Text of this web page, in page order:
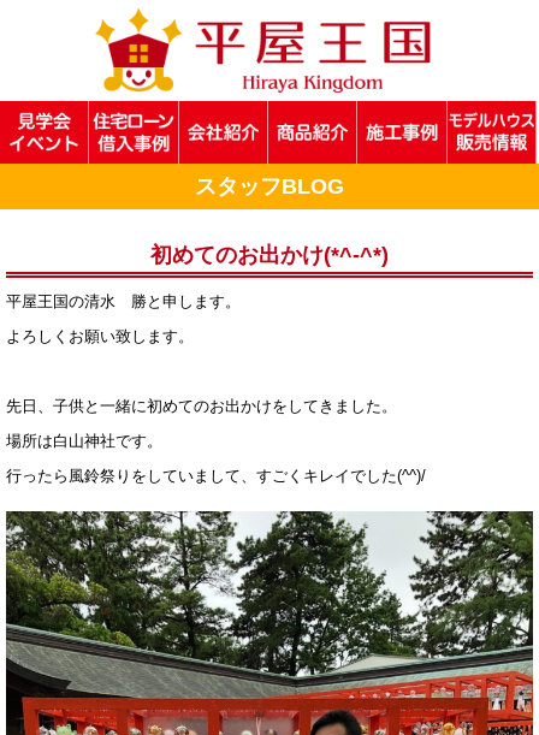
スタッフBLOG
初めてのお出かけ(*^-^*)
平屋王国の清水 勝と申します。
よろしくお願い致します。
先日、子供と一緒に初めてのお出かけをしてきました。
場所は白山神社です。
行ったら風鈴祭りをしていまして、すごくキレイでした(^^)/